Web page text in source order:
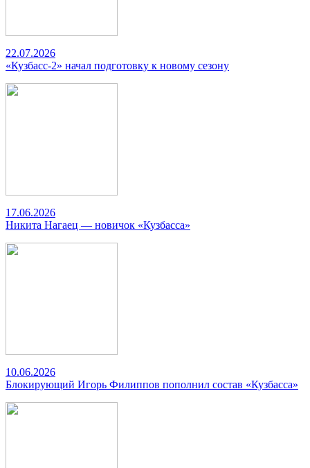
22.07.2026
«Кузбасс-2» начал подготовку к новому сезону
17.06.2026
Никита Нагаец — новичок «Кузбасса»
10.06.2026
Блокирующий Игорь Филиппов пополнил состав «Кузбасса»